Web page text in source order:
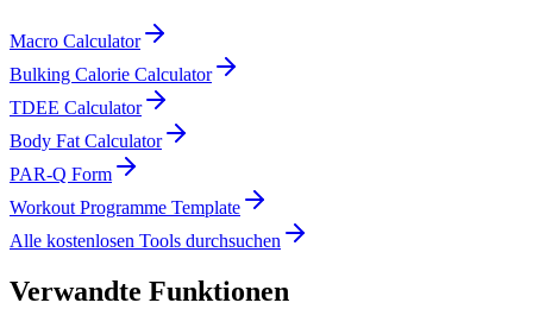
Macro Calculator
Bulking Calorie Calculator
TDEE Calculator
Body Fat Calculator
PAR-Q Form
Workout Programme Template
Alle kostenlosen Tools durchsuchen
Verwandte Funktionen